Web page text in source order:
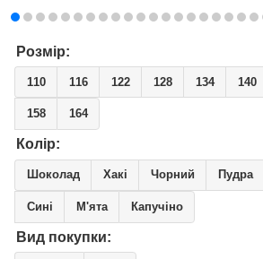
Розмір:
110 116 122 128 134 140
158 164
Колір:
Шоколад Хакі Чорний Пудра
Сині М'ята Капучіно
Вид покупки: